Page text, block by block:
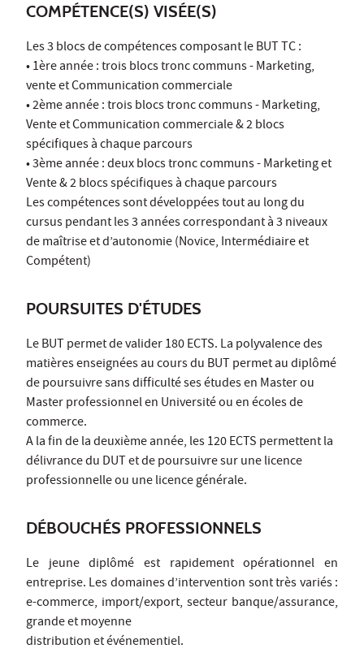
COMPÉTENCE(S) VISÉE(S)
Les 3 blocs de compétences composant le BUT TC :
• 1ère année : trois blocs tronc communs - Marketing,
vente et Communication commerciale
• 2ème année : trois blocs tronc communs - Marketing,
Vente et Communication commerciale & 2 blocs
spécifiques à chaque parcours
• 3ème année : deux blocs tronc communs - Marketing et
Vente & 2 blocs spécifiques à chaque parcours
Les compétences sont développées tout au long du
cursus pendant les 3 années correspondant à 3 niveaux
de maîtrise et d’autonomie (Novice, Intermédiaire et
Compétent)
POURSUITES D'ÉTUDES
Le BUT permet de valider 180 ECTS. La polyvalence des
matières enseignées au cours du BUT permet au diplômé
de poursuivre sans difficulté ses études en Master ou
Master professionnel en Université ou en écoles de
commerce.
A la fin de la deuxième année, les 120 ECTS permettent la
délivrance du DUT et de poursuivre sur une licence
professionnelle ou une licence générale.
DÉBOUCHÉS PROFESSIONNELS
Le jeune diplômé est rapidement opérationnel en
entreprise. Les domaines d’intervention sont très variés :
e-commerce, import/export, secteur banque/assurance,
grande et moyenne
distribution et événementiel.